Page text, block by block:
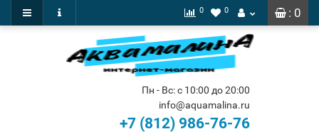
: 0
0 0
Пн - Вс: с 10:00 до 20:00
info@aquamalina.ru
+7 (812) 986-76-76